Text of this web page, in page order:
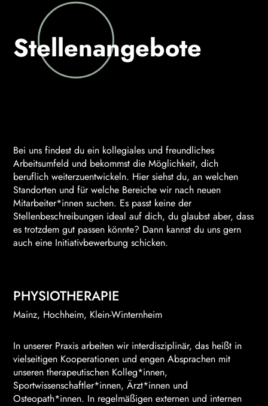
Stellenangebote
Bei uns findest du ein kollegiales und freundliches
Arbeitsumfeld und bekommst die Möglichkeit, dich
beruflich weiterzuentwickeln. Hier siehst du, an welchen
Standorten und für welche Bereiche wir nach neuen
Mitarbeiter*innen suchen. Es passt keine der
Stellenbeschreibungen ideal auf dich, du glaubst aber, dass
es trotzdem gut passen könnte? Dann kannst du uns gern
auch eine Initiativbewerbung schicken.
PHYSIOTHERAPIE
Mainz, Hochheim, Klein-Winternheim
In unserer Praxis arbeiten wir interdisziplinär, das heißt in
vielseitigen Kooperationen und engen Absprachen mit
unseren therapeutischen Kolleg*innen,
Sportwissenschaftler*innen, Ärzt*innen und
Osteopath*innen. In regelmäßigen externen und internen